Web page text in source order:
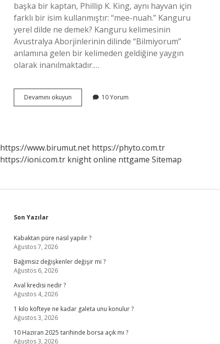
başka bir kaptan, Phillip K. King, aynı hayvan için
farklı bir isim kullanmıştır: “mee-nuah.” Kanguru
yerel dilde ne demek? Kanguru kelimesinin
Avustralya Aborjinlerinin dilinde “Bilmiyorum”
anlamına gelen bir kelimeden geldiğine yaygın
olarak inanılmaktadır.…
Devamını okuyun Avustralya
Dilinde
10 Yorum
https://www.birumut.net https://phyto.com.tr
https://ioni.com.tr knight online nttgame Sitemap
Sidebar
Son Yazılar
Kabaktan püre nasıl yapılır ?
Ağustos 7, 2026
Bağımsız değişkenler değişir mi ?
Ağustos 6, 2026
Aval kredisi nedir ?
Ağustos 4, 2026
1 kilo köfteye ne kadar galeta unu konulur ?
Ağustos 3, 2026
10 Haziran 2025 tarihinde borsa açık mı ?
Ağustos 3, 2026